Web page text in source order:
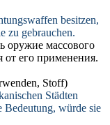
besitzen,
zu gebrauchen.
оружие массового
от его применения.
Stoff)
Städten
Bedeutung, würde sie